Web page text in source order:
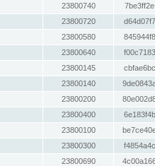
23800740
23800720
23800580
23800640
23800145
23800140
23800200
23800400
23800100
23800300
23800690